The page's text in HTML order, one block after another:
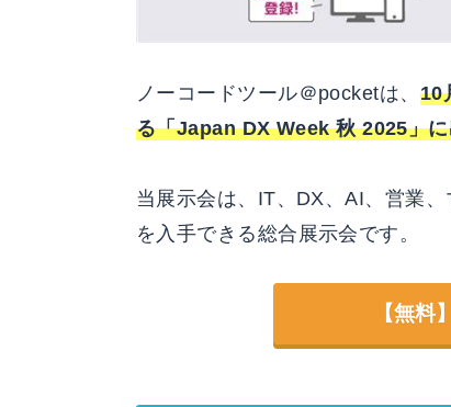
ノーコードツール＠pocketは、 10
る「Japan DX Week 秋 2025」
当展示会は、IT、DX、AI、営業
を入手できる総合展示会です。
【無料